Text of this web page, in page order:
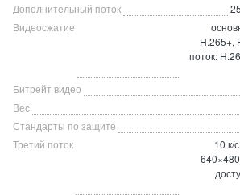
Дополнительный поток
Видеосжатие
H.265+,
поток:
Битрейт видео
Вес
Стандарты по защите
Третий поток
10 к/